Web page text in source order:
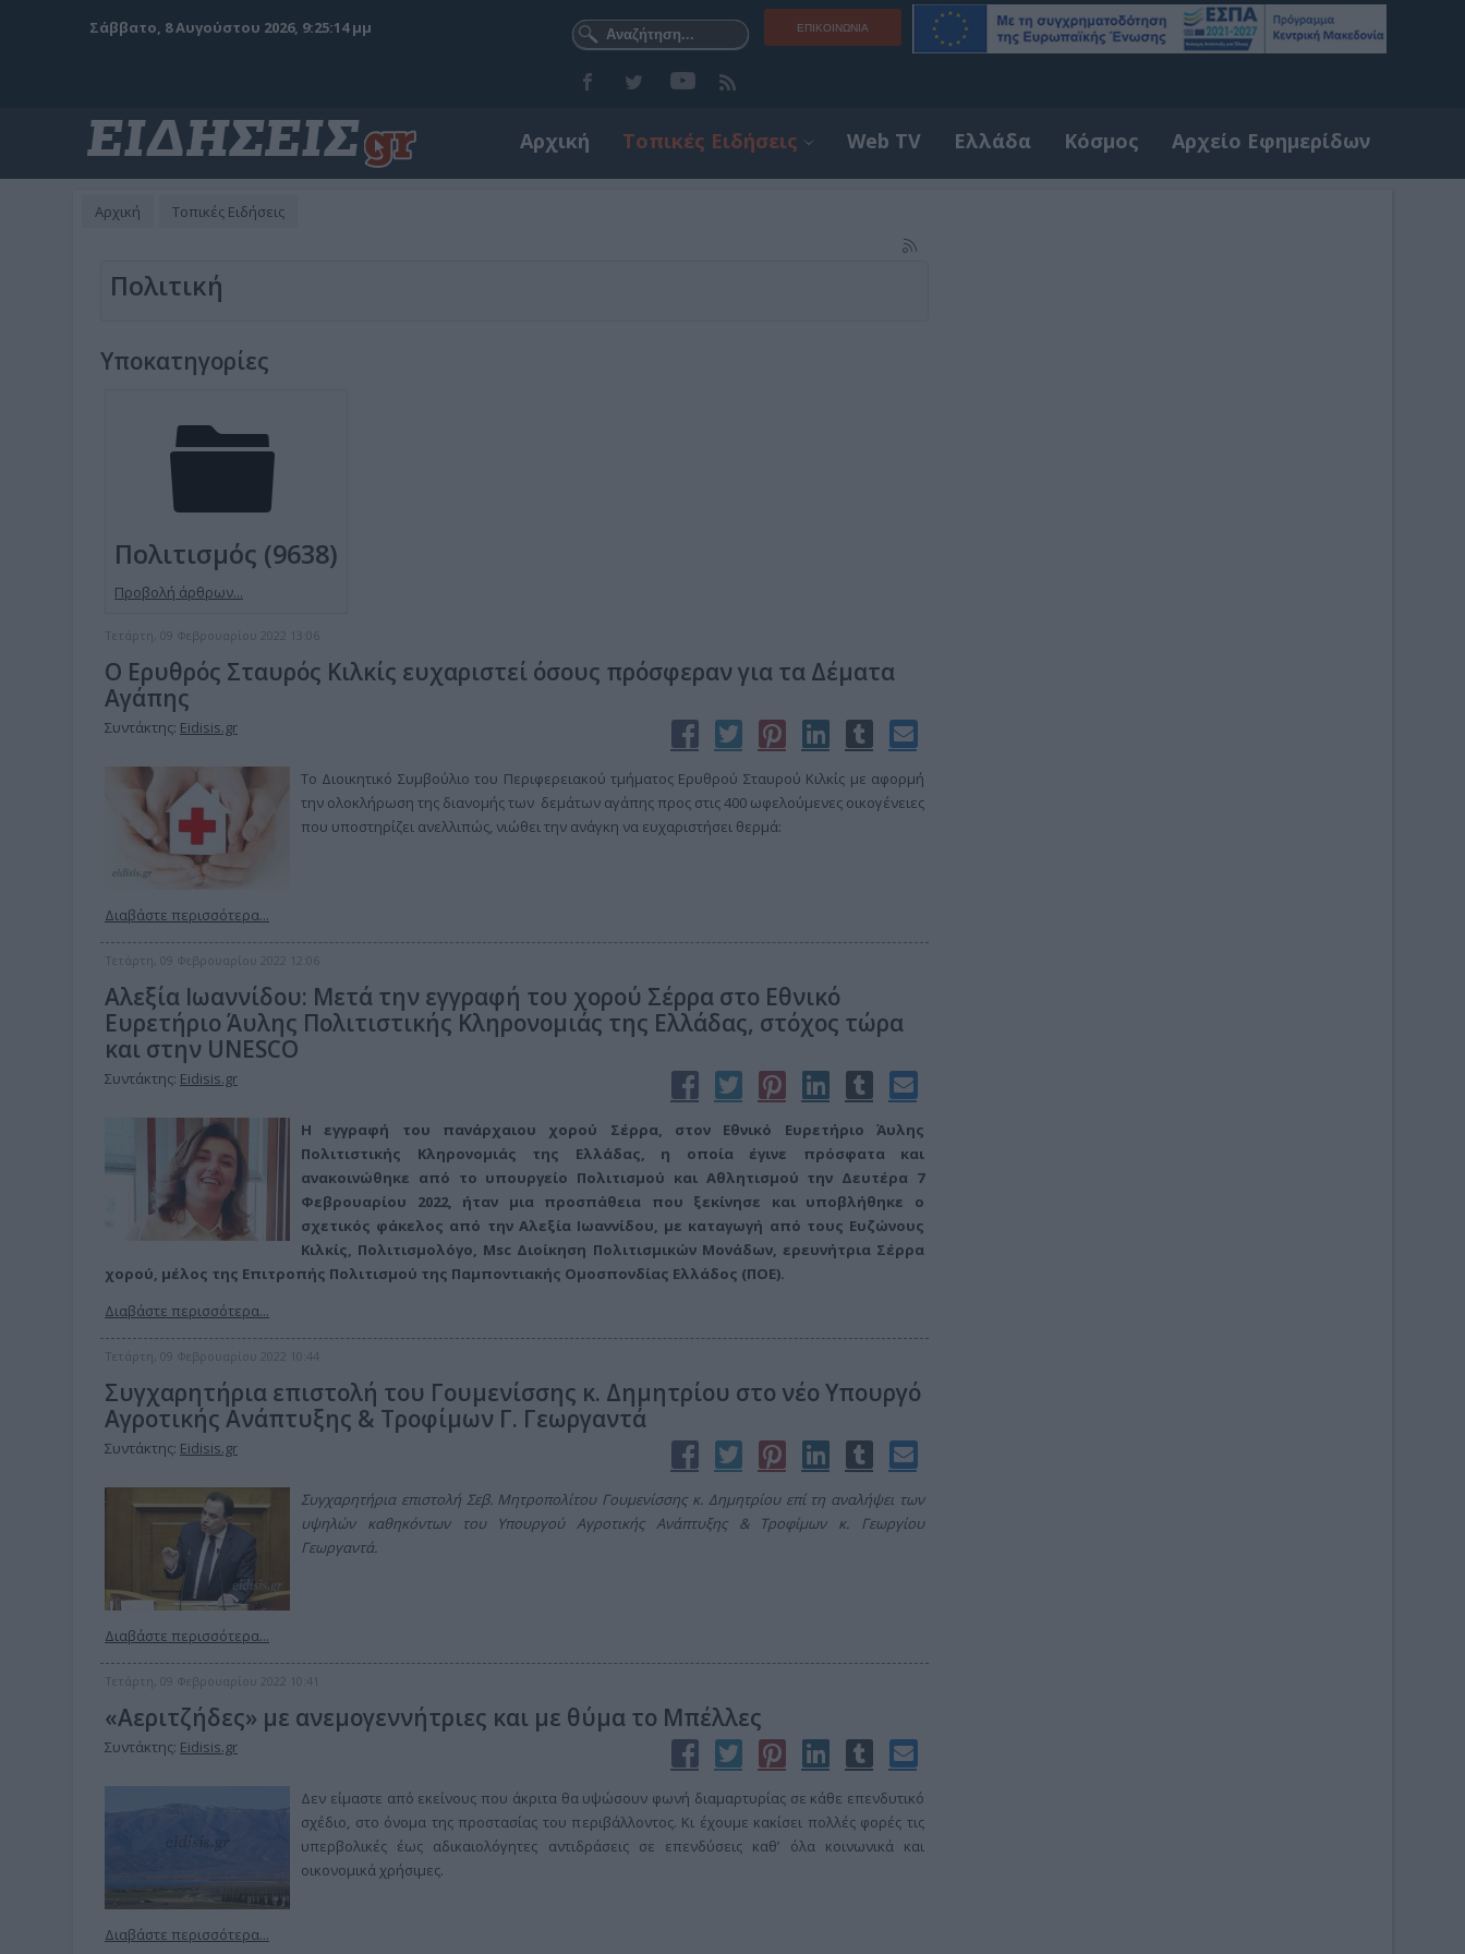
ΕΠΙΚΟΙΝΩΝΊΑ
Σάββατο, 8 Αυγούστου 2026, 9:25:15 μμ
Αρχική Τοπικές Ειδήσεις Web TV Ελλάδα Κόσμος Αρχείο Εφημερίδων
Αρχική Τοπικές Ειδήσεις
Πολιτική
Υποκατηγορίες
Πολιτισμός (9638)
Προβολή άρθρων...
Τετάρτη, 09 Φεβρουαρίου 2022 13:06
Ο Ερυθρός Σταυρός Κιλκίς ευχαριστεί όσους πρόσφεραν για τα Δέματα
Αγάπης
Συντάκτης: Eidisis.gr
Το Διοικητικό Συμβούλιο του Περιφερειακού τμήματος Ερυθρού Σταυρού Κιλκίς με αφορμή
την ολοκλήρωση της διανομής των δεμάτων αγάπης προς στις 400 ωφελούμενες οικογένειες
που υποστηρίζει ανελλιπώς, νιώθει την ανάγκη να ευχαριστήσει θερμά:
Διαβάστε περισσότερα...
Τετάρτη, 09 Φεβρουαρίου 2022 12:06
Αλεξία Ιωαννίδου: Μετά την εγγραφή του χορού Σέρρα στο Εθνικό
Ευρετήριο Άυλης Πολιτιστικής Κληρονομιάς της Ελλάδας, στόχος τώρα
και στην UNESCO
Συντάκτης: Eidisis.gr
Η εγγραφή του πανάρχαιου χορού Σέρρα, στον Εθνικό Ευρετήριο Άυλης
Πολιτιστικής Κληρονομιάς της Ελλάδας, η οποία έγινε πρόσφατα και
ανακοινώθηκε από το υπουργείο Πολιτισμού και Αθλητισμού την Δευτέρα 7
Φεβρουαρίου 2022, ήταν μια προσπάθεια που ξεκίνησε και υποβλήθηκε ο
σχετικός φάκελος από την Αλεξία Ιωαννίδου, με καταγωγή από τους Ευζώνους
Κιλκίς, Πολιτισμολόγο, Msc Διοίκηση Πολιτισμικών Μονάδων, ερευνήτρια Σέρρα
χορού, μέλος της Επιτροπής Πολιτισμού της Παμποντιακής Ομοσπονδίας Ελλάδος (ΠΟΕ).
Διαβάστε περισσότερα...
Τετάρτη, 09 Φεβρουαρίου 2022 10:44
Συγχαρητήρια επιστολή του Γουμενίσσης κ. Δημητρίου στο νέο Υπουργό
Αγροτικής Ανάπτυξης & Τροφίμων Γ. Γεωργαντά
Συντάκτης: Eidisis.gr
Συγχαρητήρια επιστολή Σεβ. Μητροπολίτου Γουμενίσσης κ. Δημητρίου επί τη αναλήψει των
υψηλών καθηκόντων του Υπουργού Αγροτικής Ανάπτυξης & Τροφίμων κ. Γεωργίου
Γεωργαντά.
Διαβάστε περισσότερα...
Τετάρτη, 09 Φεβρουαρίου 2022 10:41
«Αεριτζήδες» με ανεμογεννήτριες και με θύμα το Μπέλλες
Συντάκτης: Eidisis.gr
Δεν είμαστε από εκείνους που άκριτα θα υψώσουν φωνή διαμαρτυρίας σε κάθε επενδυτικό
σχέδιο, στο όνομα της προστασίας του περιβάλλοντος. Κι έχουμε κακίσει πολλές φορές τις
υπερβολικές έως αδικαιολόγητες αντιδράσεις σε επενδύσεις καθ’ όλα κοινωνικά και
οικονομικά χρήσιμες.
Διαβάστε περισσότερα...